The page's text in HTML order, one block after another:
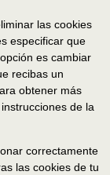
las cookies
especificar que
es cambiar
recibas un
obtener más
de la
correctamente
las cookies de tu